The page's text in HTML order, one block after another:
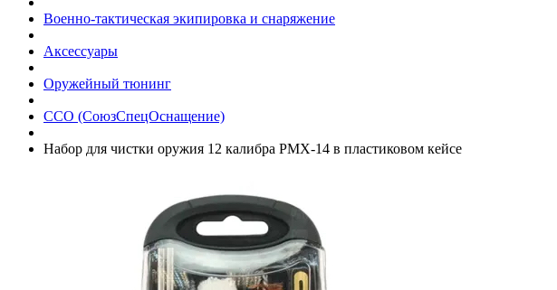
Военно-тактическая экипировка и снаряжение
Аксессуары
Оружейный тюнинг
ССО (СоюзСпецОснащение)
Набор для чистки оружия 12 калибра PMX-14 в пластиковом кейсе